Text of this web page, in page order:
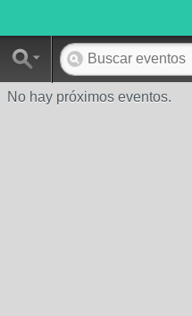
No hay próximos eventos.